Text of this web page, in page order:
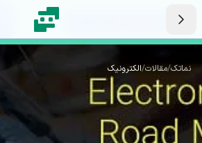
نماتک/مقالات/الکترونیک